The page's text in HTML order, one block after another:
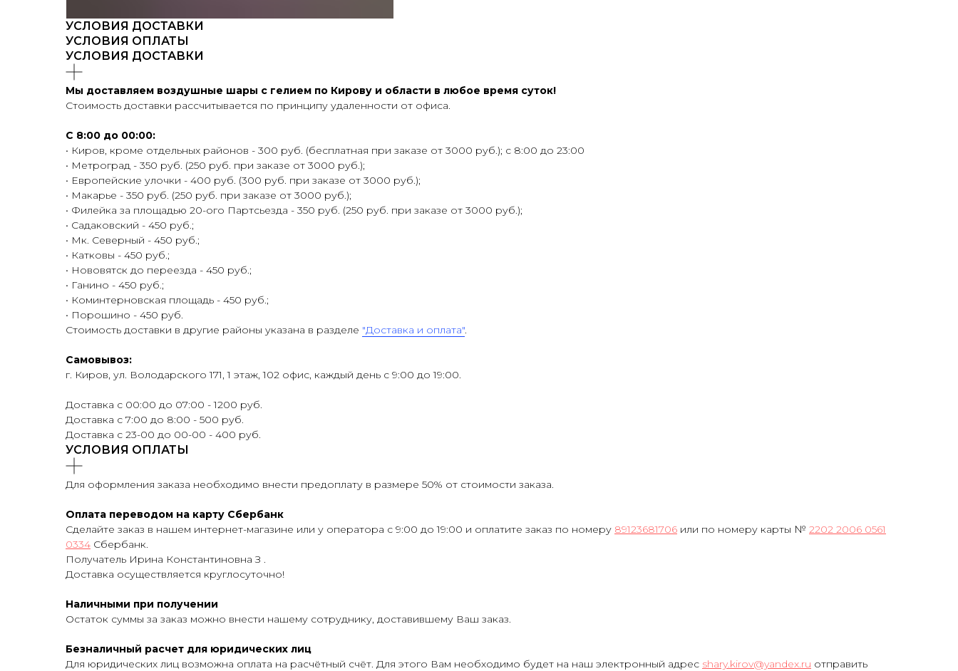
УСЛОВИЯ ДОСТАВКИ
УСЛОВИЯ ОПЛАТЫ
УСЛОВИЯ ДОСТАВКИ
Мы доставляем воздушные шары с гелием по Кирову и области в любое время суток!
Стоимость доставки рассчитывается по принципу удаленности от офиса.
С 8:00 до 00:00:
• Киров, кроме отдельных районов - 300 руб. (бесплатная при заказе от 3000 руб.); с 8:00 до 23:00
• Метроград - 350 руб. (250 руб. при заказе от 3000 руб.);
• Европейские улочки - 400 руб. (300 руб. при заказе от 3000 руб.);
• Макарье - 350 руб. (250 руб. при заказе от 3000 руб.);
• Филейка за площадью 20-ого Партсьезда - 350 руб. (250 руб. при заказе от 3000 руб.);
• Садаковский - 450 руб.;
• Мк. Северный - 450 руб.;
• Катковы - 450 руб.;
• Нововятск до переезда - 450 руб.;
• Ганино - 450 руб.;
• Коминтерновская площадь - 450 руб.;
• Порошино - 450 руб.
Стоимость доставки в другие районы указана в разделе "Доставка и оплата".
Самовывоз:
г. Киров, ул. Володарского 171, 1 этаж, 102 офис, каждый день с 9:00 до 19:00.
Доставка с 00:00 до 07:00 - 1200 руб.
Доставка с 7:00 до 8:00 - 500 руб.
Доставка с 23-00 до 00-00 - 400 руб.
УСЛОВИЯ ОПЛАТЫ
Для оформления заказа необходимо внести предоплату в размере 50% от стоимости заказа.
Оплата переводом на карту Сбербанк
Сделайте заказ в нашем интернет-магазине или у оператора с 9:00 до 19:00 и оплатите заказ по номеру 89123681706 или по номеру карты № 2202 2006 0561
0334 Сбербанк.
Получатель Ирина Константиновна З .
Доставка осуществляется круглосуточно!
Наличными при получении
Остаток суммы за заказ можно внести нашему сотруднику, доставившему Ваш заказ.
Безналичный расчет для юридических лиц
Для юридических лиц возможна оплата на расчётный счёт. Для этого Вам необходимо будет на наш электронный адрес shary.kirov@yandex.ru отправить